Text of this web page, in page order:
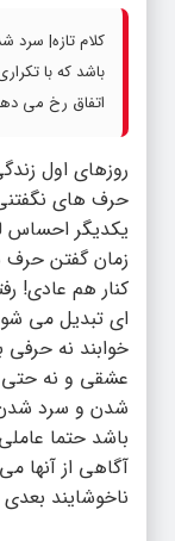
کلام تازه| سرد
باشد که با
اتفاق رخ می
روزهای اول
حرف های نگفتنی
یکدیگر احساس
زمان گفتن
کنار هم عادی!
ای تبدیل می
خوابند نه حرفی
عشقی و نه حتی
شدن و سرد
باشد حتما
آگاهی از آنها
ناخوشایند